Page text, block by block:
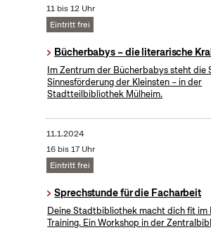
11 bis 12 Uhr
Eintritt frei
Bücherbabys – die literarische
Im Zentrum der Bücherbabys steht die
Sinnesförderung der Kleinsten – in der
Stadtteilbibliothek Mülheim.
11.1.2024
16 bis 17 Uhr
Eintritt frei
Sprechstunde für die Facharbeit
Deine Stadtbibliothek macht dich fit im
Training. Ein Workshop in der